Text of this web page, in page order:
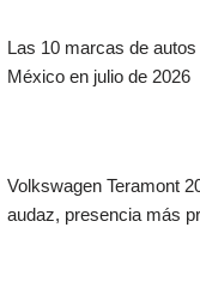
Las 10 marcas de
México en julio de 2026
Volkswagen Teramont
audaz, presencia más